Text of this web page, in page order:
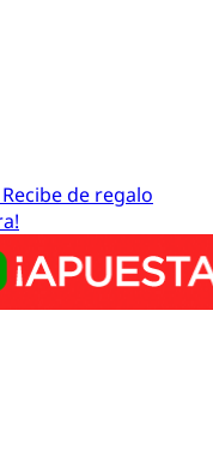
de regalo